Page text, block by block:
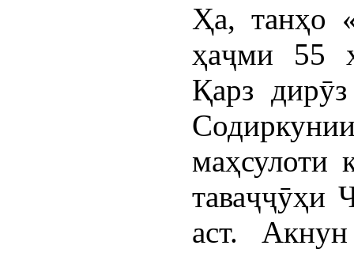
Ҳа, танҳо
ҳаҷми 55
Қарз
маҳсулоти
таваҷҷӯҳи
аст.